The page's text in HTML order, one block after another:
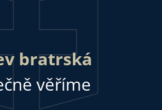
bratrská
věříme